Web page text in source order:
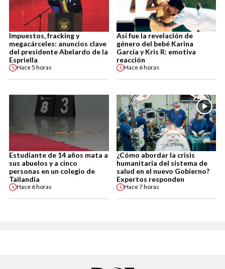
Impuestos, fracking y
megacárceles: anuncios clave
del presidente Abelardo de la
Espriella
Hace5 horas
Así fue la revelación de
género del bebé Karina
García y Kris R: emotiva
reacción
Hace 6 horas
Estudiante de 14 años mata a
sus abuelos y a cinco
personas en un colegio de
Tailandia
Hace 6 horas
¿Cómo abordar la crisis
humanitaria del sistema de
salud en el nuevo Gobierno?
Expertos responden
Hace7 horas